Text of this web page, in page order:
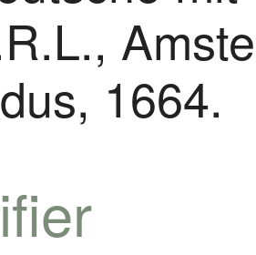
1664.